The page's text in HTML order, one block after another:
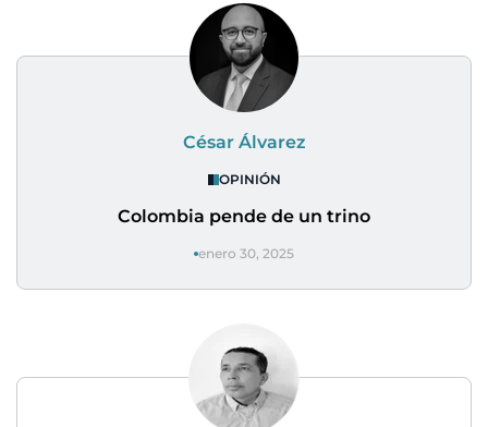
César Álvarez
OPINIÓN
Colombia pende de un trino
enero 30, 2025